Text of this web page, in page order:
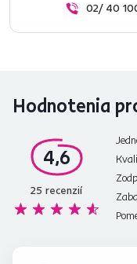
02/ 40
Hodnotenia
4,6
25 recenzií